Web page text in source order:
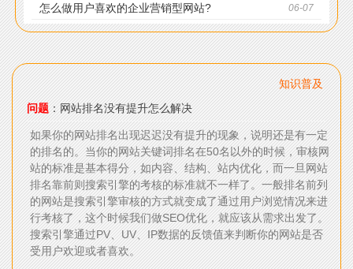
06-07
怎么做用户喜欢的企业营销型网站?
知识普及
问题：网站排名没有提升怎么解决
如果你的网站排名出现迟迟没有提升的现象，说明还是有一定
的排名的。当你的网站关键词排名在50名以外的时候，审核网
站的标准是基本得分，如内容、结构、站内优化，而一旦网站
排名靠前则搜索引擎的考核的标准就不一样了。一般排名前列
的网站是搜索引擎审核的方式就变成了通过用户浏览情况来进
行考核了，这个时候我们做SEO优化，就应该从需求出发了。
搜索引擎通过PV、UV、IP数据的反馈值来判断你的网站是否
受用户欢迎或者喜欢。